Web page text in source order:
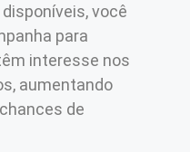
você
para
interesse nos
aumentando
de